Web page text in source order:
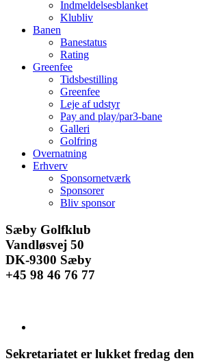
Indmeldelsesblanket
Klubliv
Banen
Banestatus
Rating
Greenfee
Tidsbestilling
Greenfee
Leje af udstyr
Pay and play/par3-bane
Galleri
Golfring
Overnatning
Erhverv
Sponsornetværk
Sponsorer
Bliv sponsor
Facebook
Instagram
E-
mail
Sæby Golfklub
Vandløsvej 50
DK-9300 Sæby
+45 98 46 76 77
billede
Sekretariatet er lukket fredag